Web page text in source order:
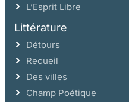
L’Esprit Libre
Littérature
Détours
Recueil
Des villes
Champ Poétique